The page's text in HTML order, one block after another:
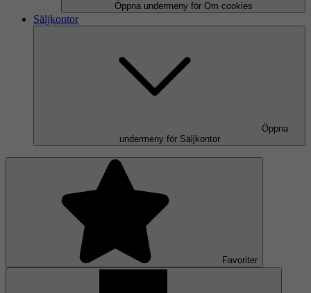
Öppna undermeny för Om cookies
Säljkontor
Öppna
undermeny för Säljkontor
Favoriter